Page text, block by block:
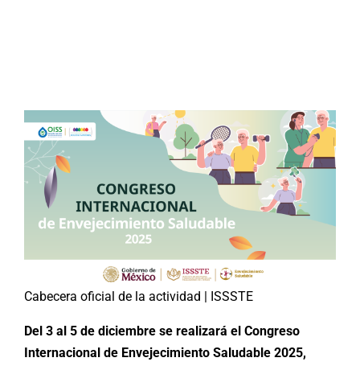
Cabecera oficial de la actividad | ISSSTE
Del 3 al 5 de diciembre se realizará el Congreso
Internacional de Envejecimiento Saludable 2025,